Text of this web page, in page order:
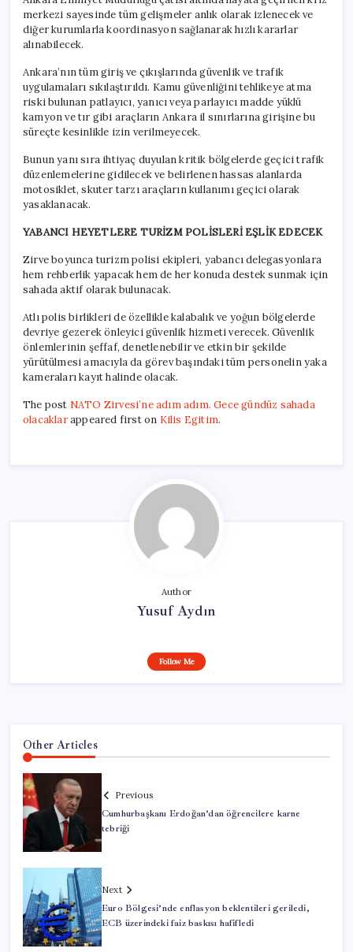
merkezi sayesinde tüm gelişmeler anlık olarak izlenecek ve
diğer kurumlarla koordinasyon sağlanarak hızlı kararlar
alınabilecek.
Ankara’nın tüm giriş ve çıkışlarında güvenlik ve trafik
uygulamaları sıkılaştırıldı. Kamu güvenliğini tehlikeye atma
riski bulunan patlayıcı, yanıcı veya parlayıcı madde yüklü
kamyon ve tır gibi araçların Ankara il sınırlarına girişine bu
süreçte kesinlikle izin verilmeyecek.
Bunun yanı sıra ihtiyaç duyulan kritik bölgelerde geçici trafik
düzenlemelerine gidilecek ve belirlenen hassas alanlarda
motosiklet, skuter tarzı araçların kullanımı geçici olarak
yasaklanacak.
YABANCI HEYETLERE TURİZM POLİSLERİ EŞLİK EDECEK
Zirve boyunca turizm polisi ekipleri, yabancı delegasyonlara
hem rehberlik yapacak hem de her konuda destek sunmak için
sahada aktif olarak bulunacak.
Atlı polis birlikleri de özellikle kalabalık ve yoğun bölgelerde
devriye gezerek önleyici güvenlik hizmeti verecek. Güvenlik
önlemlerinin şeffaf, denetlenebilir ve etkin bir şekilde
yürütülmesi amacıyla da görev başındaki tüm personelin yaka
kameraları kayıt halinde olacak.
The post NATO Zirvesi’ne adım adım. Gece gündüz sahada
olacaklarappeared first on Kilis Egitim.
Author
Yusuf Aydın
Follow Me
Other Articles
Previous
Cumhurbaşkanı Erdoğan’dan öğrencilere karne
tebriği
Next
Euro Bölgesi’nde enflasyon beklentileri geriledi,
ECB üzerindeki faiz baskısı hafifledi